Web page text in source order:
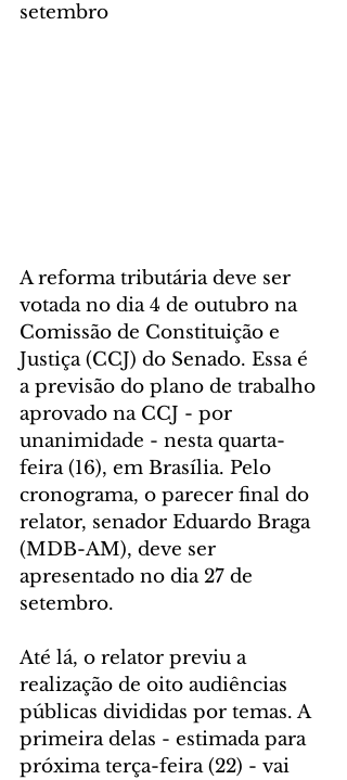
setembro
A reforma tributária deve ser
votada no dia 4 de outubro na
Comissão de Constituição e
Justiça (CCJ) do Senado. Essa é
a previsão do plano de trabalho
aprovado na CCJ - por
unanimidade - nesta quarta-
feira (16), em Brasília. Pelo
cronograma, o parecer final do
relator, senador Eduardo Braga
(MDB-AM), deve ser
apresentado no dia 27 de
setembro.
Até lá, o relator previu a
realização de oito audiências
públicas divididas por temas. A
primeira delas - estimada para
próxima terça-feira (22) - vai